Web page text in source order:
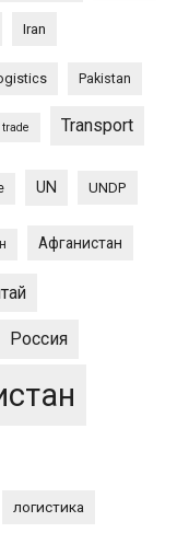
Iran
Pakistan
trade Transport
UN UNDP
Афганистан
Россия
логистика